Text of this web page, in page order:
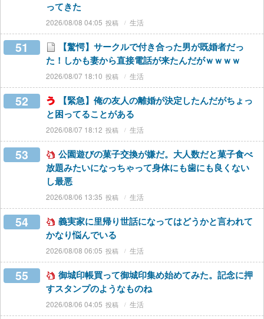
ってきた
2026/08/08 04:05 生活
51
【驚愕】サークルで付き合った男が既婚者だっ
た！しかも妻から直接電話が来たんだがｗｗｗｗ
2026/08/07 18:10 生活
52
【緊急】俺の友人の離婚が決定したんだがちょっ
と困ってることがある
2026/08/07 18:12 生活
53
公園遊びの菓子交換が嫌だ。大人数だと菓子食べ
放題みたいになっちゃって身体にも歯にも良くない
し最悪
2026/08/06 13:35 生活
54
義実家に里帰り世話になってはどうかと言われて
かなり悩んでいる
2026/08/08 06:05 生活
55
御城印帳買って御城印集め始めてみた。記念に押
すスタンプのようなものね
2026/08/06 04:05 生活